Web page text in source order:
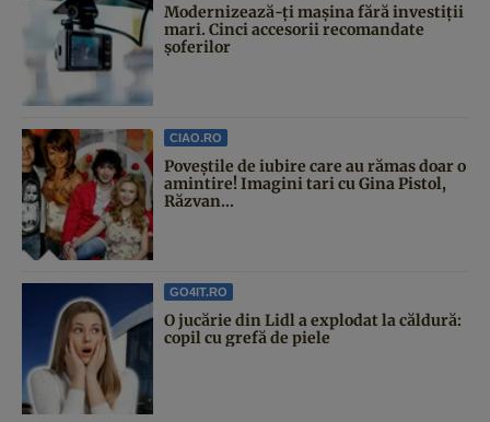
Modernizează-ți mașina fără investiții
mari. Cinci accesorii recomandate
șoferilor
CIAO.RO
Poveştile de iubire care au rămas doar o
amintire! Imagini tari cu Gina Pistol,
Răzvan...
GO4IT.RO
O jucărie din Lidl a explodat la căldură:
copil cu grefă de piele